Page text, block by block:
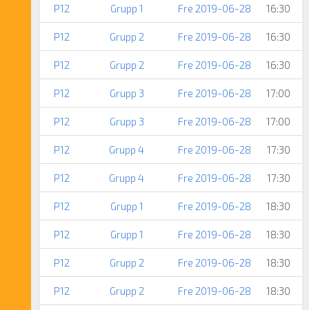
P12 Grupp 1 Fre 2019-06-28 16:30
P12 Grupp 2 Fre 2019-06-28 16:30
P12 Grupp 2 Fre 2019-06-28 16:30
P12 Grupp 3 Fre 2019-06-28 17:00
P12 Grupp 3 Fre 2019-06-28 17:00
P12 Grupp 4 Fre 2019-06-28 17:30
P12 Grupp 4 Fre 2019-06-28 17:30
P12 Grupp 1 Fre 2019-06-28 18:30
P12 Grupp 1 Fre 2019-06-28 18:30
P12 Grupp 2 Fre 2019-06-28 18:30
P12 Grupp 2 Fre 2019-06-28 18:30